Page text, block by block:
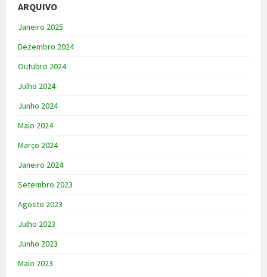
ARQUIVO
Janeiro 2025
Dezembro 2024
Outubro 2024
Julho 2024
Junho 2024
Maio 2024
Março 2024
Janeiro 2024
Setembro 2023
Agosto 2023
Julho 2023
Junho 2023
Maio 2023